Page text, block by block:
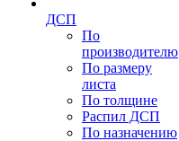
ДСП
По
производителю
По размеру
листа
По толщине
Распил ДСП
По назначению